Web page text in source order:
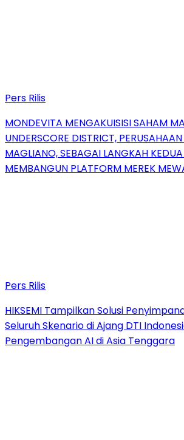
Pers Rilis
MONDEVITA MENGAKUISISI SAHAM
UNDERSCORE DISTRICT,
MAGLIANO, SEBAGAI LANGKAH
MEMBANGUN PLATFORM MEREK
Pers Rilis
HIKSEMI Tampilkan Solusi
Seluruh Skenario di Ajang DTI
Pengembangan AI di Asia Tenggara